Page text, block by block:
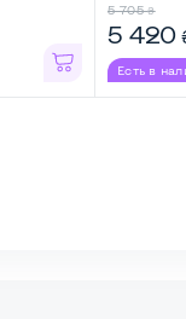
5 705 ₴
5 420
Есть в